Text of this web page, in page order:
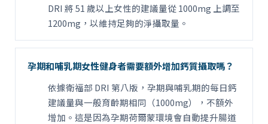
DRI 將 51 歲以上女性的建議量從 1000mg 上調至
1200mg，以維持足夠的淨攝取量。
孕期和哺乳期女性健身者需要額外增加鈣質攝取嗎？
依據衛福部 DRI 第八版，孕期與哺乳期的每日鈣
建議量與一般育齡期相同（1000mg），不額外
增加。這是因為孕期荷爾蒙環境會自動提升腸道